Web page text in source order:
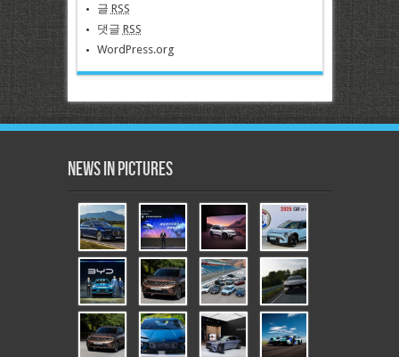
글 RSS
댓글 RSS
WordPress.org
News in Pictures